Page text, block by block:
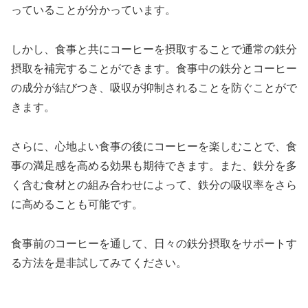
っていることが分かっています。
しかし、食事と共にコーヒーを摂取することで通常の鉄分
摂取を補完することができます。食事中の鉄分とコーヒー
の成分が結びつき、吸収が抑制されることを防ぐことがで
きます。
さらに、心地よい食事の後にコーヒーを楽しむことで、食
事の満足感を高める効果も期待できます。また、鉄分を多
く含む食材との組み合わせによって、鉄分の吸収率をさら
に高めることも可能です。
食事前のコーヒーを通して、日々の鉄分摂取をサポートす
る方法を是非試してみてください。